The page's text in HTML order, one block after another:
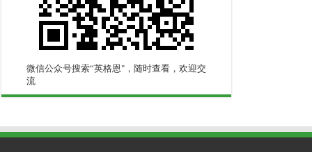
微信公众号搜索“英格恩"，随时查看，欢迎交
流